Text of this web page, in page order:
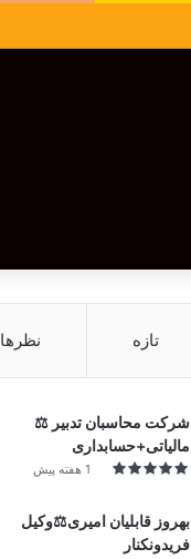
تازه نظرها
شرکت محاسبان تدبیر ⚖️
مالیاتی+حسابداری
1 هفته پیش
بهروز قابلیان امیری⚖️وکیل
فریدونکنار